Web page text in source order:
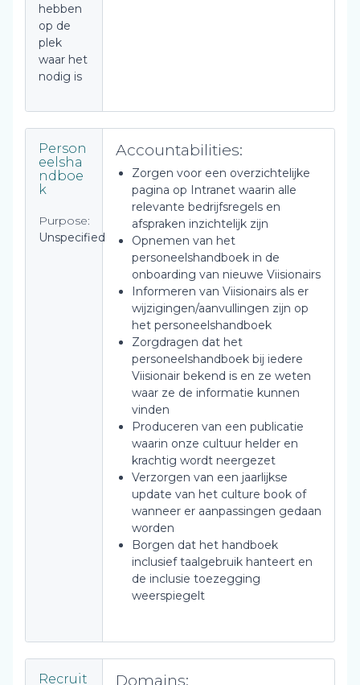
hebben
op de
plek
waar het
nodig is
Person
eelsha
ndboe
k
Purpose:
Unspecified
Accountabilities:
Zorgen voor een overzichtelijke
pagina op Intranet waarin alle
relevante bedrijfsregels en
afspraken inzichtelijk zijn
Opnemen van het
personeelshandboek in de
onboarding van nieuwe Viisionairs
Informeren van Viisionairs als er
wijzigingen/aanvullingen zijn op
het personeelshandboek
Zorgdragen dat het
personeelshandboek bij iedere
Viisionair bekend is en ze weten
waar ze de informatie kunnen
vinden
Produceren van een publicatie
waarin onze cultuur helder en
krachtig wordt neergezet
Verzorgen van een jaarlijkse
update van het culture book of
wanneer er aanpassingen gedaan
worden
Borgen dat het handboek
inclusief taalgebruik hanteert en
de inclusie toezegging
weerspiegelt
Recruit Domains: